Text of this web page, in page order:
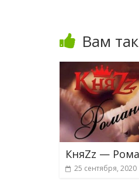
Вам
КняZz —
25 сентября, 2020